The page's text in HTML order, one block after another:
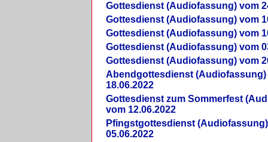
Gottesdienst (Audiofassung) vom
Gottesdienst (Audiofassung) vom
Gottesdienst (Audiofassung) vom
Gottesdienst (Audiofassung) vom
Gottesdienst (Audiofassung) vom
Abendgottesdienst (Audiofassung)
18.06.2022
Gottesdienst zum Sommerfest
vom 12.06.2022
Pfingstgottesdienst
05.06.2022